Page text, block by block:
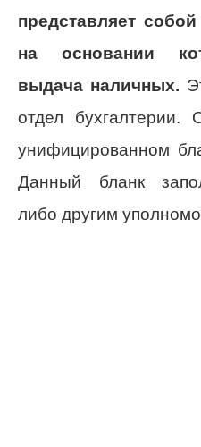
представляет
на основании
выдача наличных.
отдел
унифицированном
Данный бланк
либо другим